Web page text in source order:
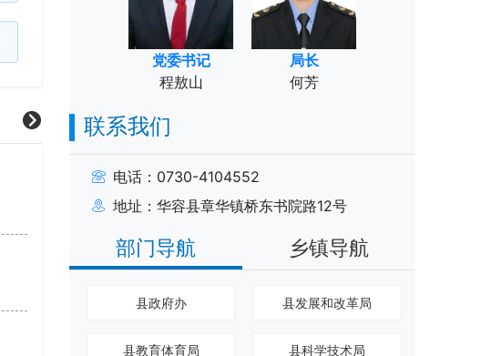
党委书记
程敖山
局长
何芳
联系我们
电话：0730-4104552
地址：华容县章华镇桥东书院路12号
部门导航 乡镇导航
县政府办 县发展和改革局
县教育体育局 县科学技术局